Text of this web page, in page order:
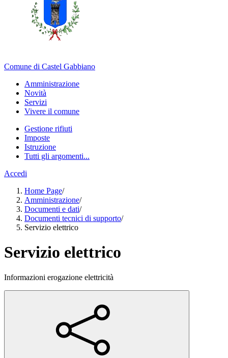
Comune di Castel Gabbiano
Amministrazione
Novità
Servizi
Vivere il comune
Gestione rifiuti
Imposte
Istruzione
Tutti gli argomenti...
Accedi
Home Page/
Amministrazione/
Documenti e dati/
Documenti tecnici di supporto/
Servizio elettrico
Servizio elettrico
Informazioni erogazione elettricità